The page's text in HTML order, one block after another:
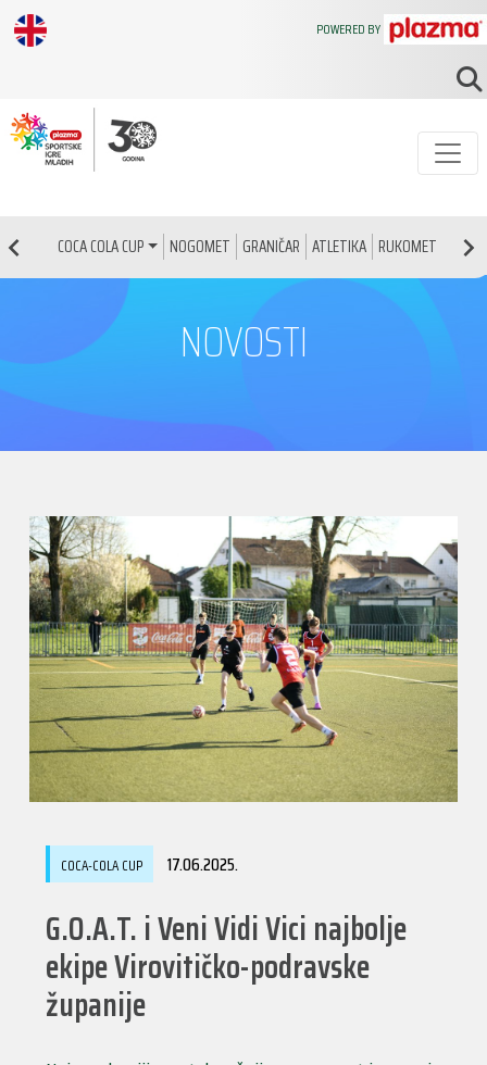
COCA COLA CUP NOGOMET GRANIČAR ATLETIKA RUKOMET
POWERED BY
NOVOSTI
COCA-COLA CUP 17.06.2025.
G.O.A.T. i Veni Vidi Vici najbolje
ekipe Virovitičko-podravske
županije